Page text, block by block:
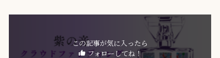
この記事が気に入ったら
フォローしてね！